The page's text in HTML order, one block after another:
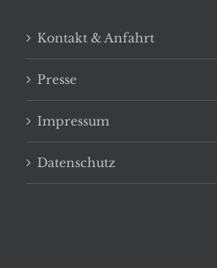
Kontakt & Anfahrt
Presse
Impressum
Datenschutz